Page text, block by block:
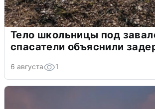
Тело школьницы под
спасатели объяснили
6 августа 1